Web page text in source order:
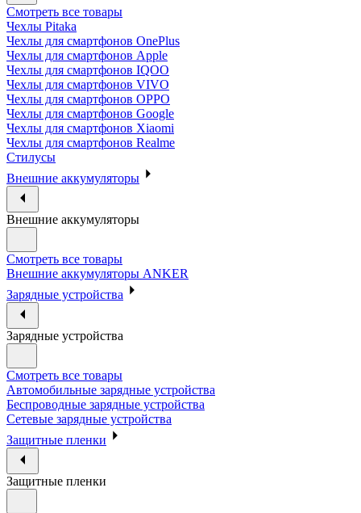
Смотреть все товары
Чехлы Pitaka
Чехлы для смартфонов OnePlus
Чехлы для смартфонов Apple
Чехлы для смартфонов IQOO
Чехлы для смартфонов VIVO
Чехлы для смартфонов OPPO
Чехлы для смартфонов Google
Чехлы для смартфонов Xiaomi
Чехлы для смартфонов Realme
Стилусы
Внешние аккумуляторы
Внешние аккумуляторы
Смотреть все товары
Внешние аккумуляторы ANKER
Зарядные устройства
Зарядные устройства
Смотреть все товары
Автомобильные зарядные устройства
Беспроводные зарядные устройства
Сетевые зарядные устройства
Защитные пленки
Защитные пленки